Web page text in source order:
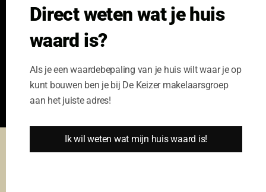
Bedrijfsmakelaars
Kennisbank
Direct weten wat je huis
waard is?
Als je een waardebepaling van je huis wilt waar je op
kunt bouwen ben je bij De Keizer makelaarsgroep
aan het juiste adres!
Ik wil weten wat mijn huis waard is!
Deze website gebruikt cookies om u de beste gebruikers ervaring